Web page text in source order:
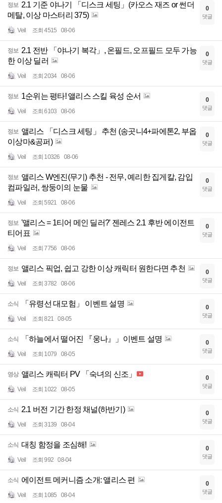
정보 2.1 기준 야나기 「디스크 세팅」(카오스 재즈 or 썬더
메탈, 이상 마스터리 375)
Veil 조회 4515 08-06
0
댓글
정보 2.1 전반 「야나기 복각」, 온필드, 오프필드 모두 가능
한 이상 딜러
Veil 조회 2034 08-06
0
댓글
정보 1순위는 평타! 앨리스 스킬 육성 순서
Veil 조회 6103 08-06
0
댓글
정보 앨리스 「디스크 세팅」 추천 (송곳니4+파에톤2, 부옵
이상마&공퍼)
Veil 조회 10326 08-06
0
댓글
정보 앨리스 W엔진(무기) 추천 - 전무, 예리한 집게칼, 감입
컴파일러, 쌍둥이의 눈물
Veil 조회 5921 08-06
0
댓글
정보 '앨리스 = 1티어 메인 딜러?' 젠레스 2.1 후반 에이전트
티어표
Veil 조회 7756 08-06
0
댓글
정보 앨리스 픽업, 쉽고 강한 이상 캐릭터 원한다면 추천
Veil 조회 3782 08-06
0
댓글
소식 「유령선 대모험」 이벤트 설명
Veil 조회 821 08-05
0
댓글
소식 「하늘에서 떨어진 『웅나』」이벤트 설명
Veil 조회 1079 08-05
0
댓글
영상 앨리스 캐릭터 PV 「숙녀의 신조」
Veil 조회 1022 08-05
0
댓글
소식 2.1 버전 기간 한정 채널(하반기)
Veil 조회 3139 08-04
0
댓글
소식 대칭 함정을 조심해!
Veil 조회 992 08-04
0
댓글
소식 에이전트 메커니즘 소개: 앨리스 편
Veil 조회 1085 08-04
0
댓글